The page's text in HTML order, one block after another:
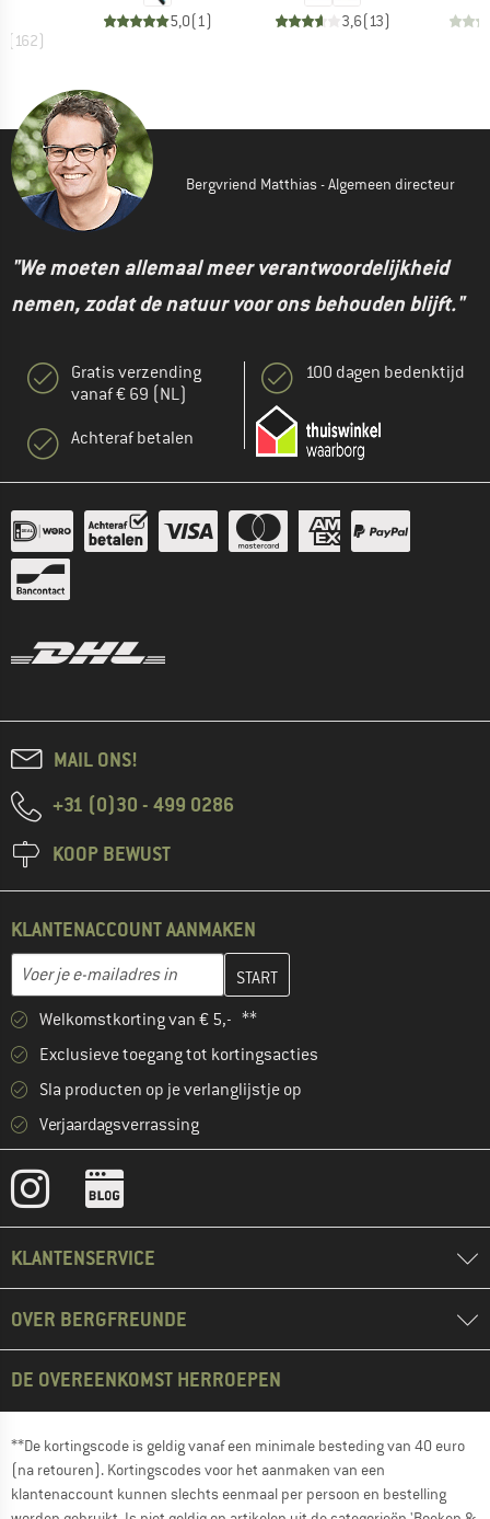
(162)
5,0(1) 3,6(13)
Bergvriend Matthias - Algemeen directeur
"We moeten allemaal meer verantwoordelijkheid
nemen, zodat de natuur voor ons behouden blijft."
Gratis verzending
vanaf € 69 (NL)
Achteraf betalen
100 dagen bedenktijd
MAIL ONS!
+31 (0)30 - 499 0286
KOOP BEWUST
KLANTENACCOUNT AANMAKEN
E-mailadres
Vul je e-mailadres hier in en maak in de volgende stap je
Welkomstkorting van € 5,- **
Exclusieve toegang tot kortingsacties
Sla producten op je verlanglijstje op
Verjaardagsverrassing
KLANTENSERVICE
OVER BERGFREUNDE
DE OVEREENKOMST HERROEPEN
**De kortingscode is geldig vanaf een minimale besteding van 40 euro
(na retouren). Kortingscodes voor het aanmaken van een
klantenaccount kunnen slechts eenmaal per persoon en bestelling